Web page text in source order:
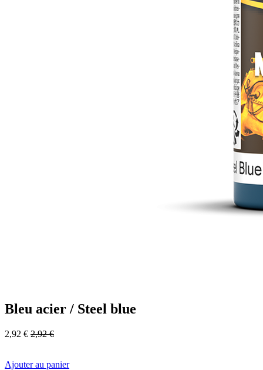
Bleu acier / Steel blue
2,92 € 2,92€
Ajouter au panier